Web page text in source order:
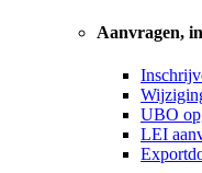
Aanvragen,
UBO
LEI